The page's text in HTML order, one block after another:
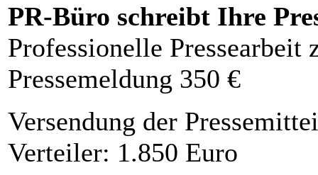
PR-Büro schreibt Ihre
Professionelle Pressearbeit
Pressemeldung 350 €
Versendung der
Verteiler: 1.850 Euro